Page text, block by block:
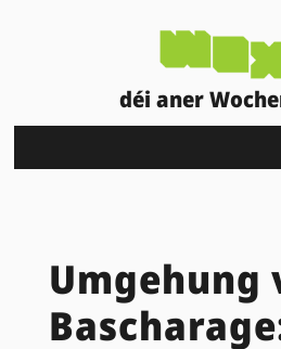
déi aner
Umgehung